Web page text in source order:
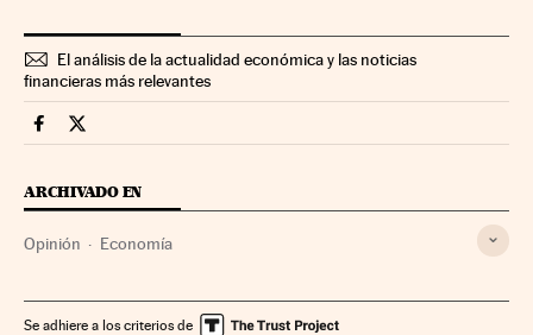
El análisis de la actualidad económica y las noticias
financieras más relevantes
Economia Cinco Días en Facebook
Economia Cinco Días en Twitter
ARCHIVADO EN
Opinión Economía
Se adhiere a los criterios de